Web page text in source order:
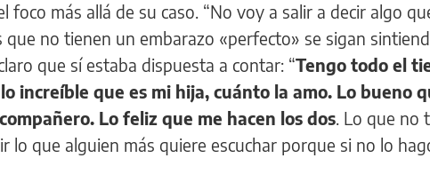
foco más allá de su caso. “No voy a salir a decir algo
que no tienen un embarazo «perfecto» se sigan
que sí estaba dispuesta a contar: “Tengo todo el
increíble que es mi hija, cuánto la amo. Lo bueno
Lo feliz que me hacen los dos. Lo que no
lo que alguien más quiere escuchar porque si no lo